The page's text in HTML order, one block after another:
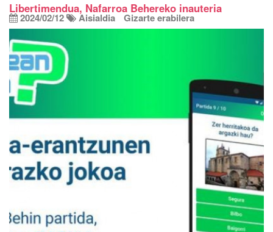
Libertimendua, Nafarroa Behereko inauteria
2024/02/12 Aisialdia Gizarte erabilera